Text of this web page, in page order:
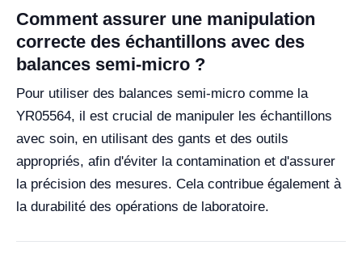
Comment assurer une manipulation
correcte des échantillons avec des
balances semi-micro ?
Pour utiliser des balances semi-micro comme la
YR05564, il est crucial de manipuler les échantillons
avec soin, en utilisant des gants et des outils
appropriés, afin d'éviter la contamination et d'assurer
la précision des mesures. Cela contribue également à
la durabilité des opérations de laboratoire.